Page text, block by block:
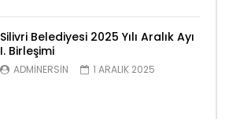
Silivri Belediyesi 2025 Yılı Aralık Ayı
I. Birleşimi
ADMINERSIN 1 ARALIK 2025